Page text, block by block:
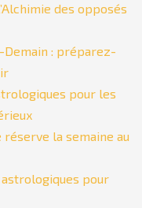
des opposés
: préparez-
pour les
la semaine au
pour